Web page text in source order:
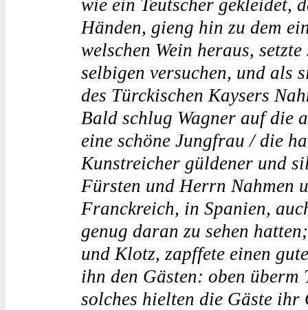
wie ein Teutscher gekleidet,
Händen, gieng hin zu dem
welschen Wein heraus,
selbigen versuchen, und als
des Türckischen Kaysers
Bald schlug Wagner auf die
eine schöne Jungfrau / die
Kunstreicher güldener und
Fürsten und Herrn Nahmen
Franckreich, in Spanien,
genug daran zu sehen
und Klotz, zapffete einen
ihn den Gästen: oben
solches hielten die Gäste ihr